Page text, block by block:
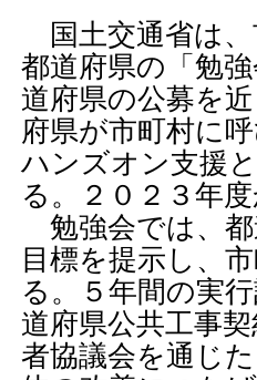
国土交通省は、
都道府県の「勉
道府県の公募を
府県が市町村に
ハンズオン支援
る。２０２３年
勉強会では、都
目標を提示し、
る。５年間の実
道府県公共工事
者協議会を通じ